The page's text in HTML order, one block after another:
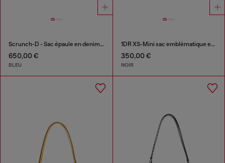
Scrunch-D - Sac épaule en denim avec cristaux transparents
650,00 €
BLEU
1DR XS-Mini sac emblématique en toile et cuir
350,00 €
NOIR